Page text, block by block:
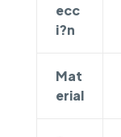
ecc
i?n
Mat
erial